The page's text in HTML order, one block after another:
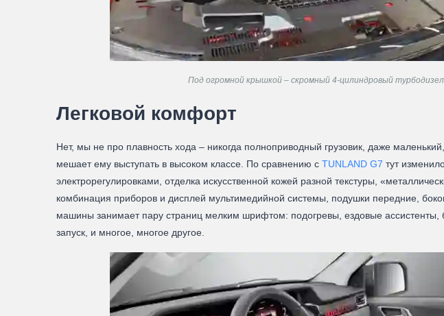
Под огромной крышкой – скромный 4-цилиндровый
Легковой комфорт
Нет, мы не про плавность хода – никогда полноприводный грузовик, даже
мешает ему выступать в высоком классе. По сравнению с TUNLAND G7 тут
электрорегулировками, отделка искусственной кожей разной текстуры,
комбинация приборов и дисплей мультимедийной системы, подушки передние,
машины занимает пару страниц мелким шрифтом: подогревы, ездовые ассистенты,
запуск, и многое, многое другое.